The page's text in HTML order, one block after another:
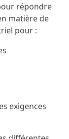
répondre
matière de
pour :
exigences